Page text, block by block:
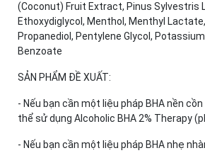
(Coconut) Fruit Extract, Pinus Sylvestris
Ethoxydiglycol, Menthol, Menthyl
Propanediol, Pentylene Glycol,
Benzoate
SẢN PHẨM ĐỀ XUẤT:
- Nếu bạn cần một liệu pháp BHA nền
thể sử dụng Alcoholic BHA 2% Therapy
- Nếu bạn cần một liệu pháp BHA nhẹ